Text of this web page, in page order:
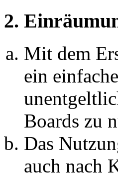
2.
Mit dem
ein
Boards zu
Das
auch nach